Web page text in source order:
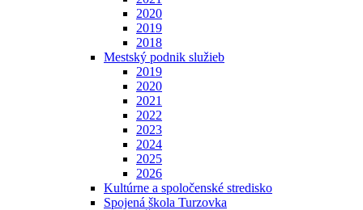
2020
2019
2018
Mestský podnik služieb
2019
2020
2021
2022
2023
2024
2025
2026
Kultúrne a spoločenské stredisko
Spojená škola Turzovka